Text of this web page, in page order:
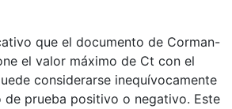
que el documento de Corman-
el valor máximo de Ct con el
considerarse inequívocamente
de prueba positivo o negativo. Este